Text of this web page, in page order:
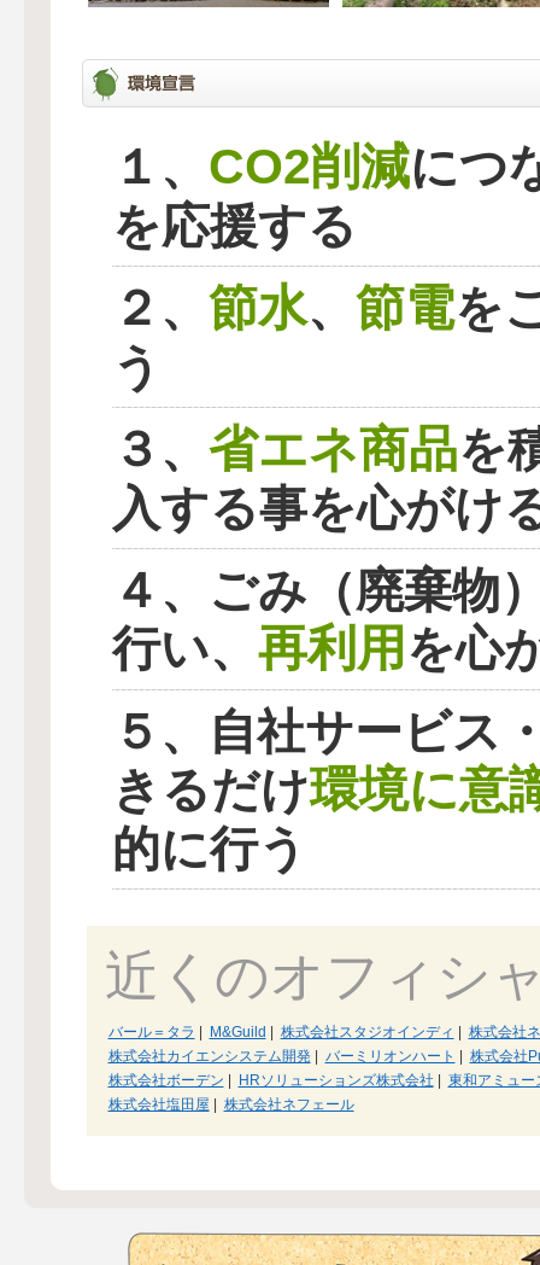
１、 CO2削減につ
を応援する
２、 節水、 節電を
う
３、 省エネ商品を
入する事を心がけ
４、ごみ（廃棄物
行い、 再利用を心
５、自社サービス
きるだけ環境に意
的に行う
近くのオフィシ
バール＝タラ M&Guild 株式会社スタジオインディ
株式会社
株式会社カイエンシステム開発| バーミリオンハート
株式会社
株式会社ボーデン
HRソリューションズ株式会社
東和アミュー
株式会社塩田屋
株式会社ネフェール